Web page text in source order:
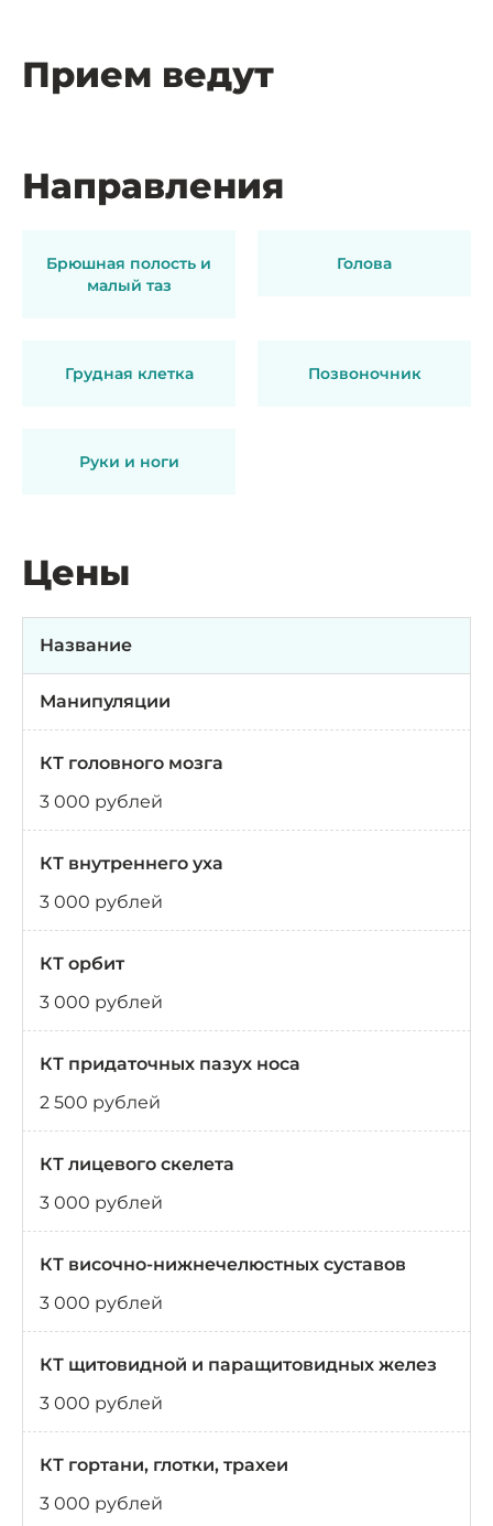
Прием ведут
Направления
Брюшная полость и
малый таз
Голова
Грудная клетка Позвоночник
Руки и ноги
Цены
Название
Манипуляции
КТ головного мозга
3 000 рублей
КТ внутреннего уха
3 000 рублей
КТ орбит
3 000 рублей
КТ придаточных пазух носа
2 500 рублей
КТ лицевого скелета
3 000 рублей
КТ височно-нижнечелюстных суставов
3 000 рублей
КТ щитовидной и паращитовидных желез
3 000 рублей
КТ гортани, глотки, трахеи
3 000 рублей